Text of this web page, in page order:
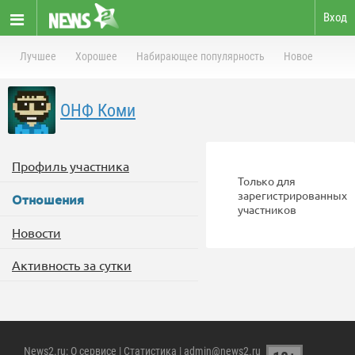
Вход
Лучшее Хорошее Набирающее популярность Новое
ОНФ Коми
Профиль участника
Отношения
Новости
Активность за сутки
Только для
зарегистрированных
участников
News2.ru: О сервисе | Статистика | admin@news2.ru